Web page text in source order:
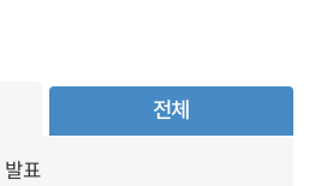
전체
발표